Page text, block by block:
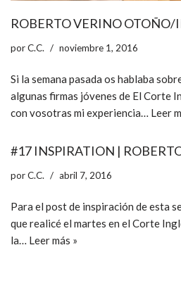
ROBERTO VERINO OTOÑO/
porC.C. noviembre 1, 2016
Si la semana pasada os hablaba
algunas firmas jóvenes de El Corte
con vosotras mi experiencia… Leer
#17 INSPIRATION |
porC.C. abril 7, 2016
Para el post de inspiración de esta
que realicé el martes en el Corte
la… Leer más »